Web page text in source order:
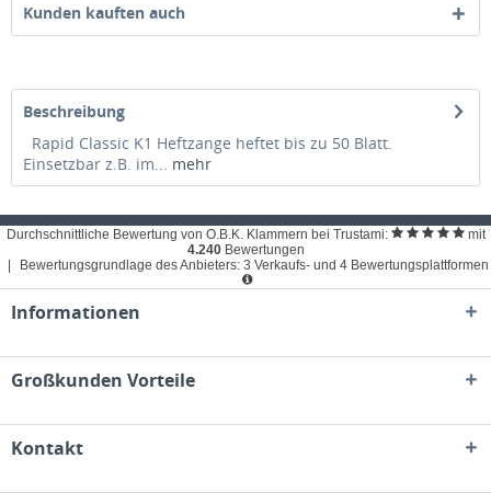
Kunden kauften auch
Beschreibung
Rapid Classic K1 Heftzange heftet bis zu 50 Blatt.
Einsetzbar z.B. im... mehr
Durchschnittliche Bewertung von O.B.K. Klammern bei Trustami:
mit
4.240 Bewertungen
Bewertungsgrundlage des Anbieters: 3 Verkaufs- und 4 Bewertungsplattformen
Informationen
Großkunden Vorteile
Kontakt